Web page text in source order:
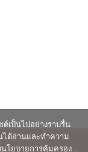
ต์เป็นไปอย่างราบรื่น
ได้อ่านและทำความ
โยบายการคุ้มครอง